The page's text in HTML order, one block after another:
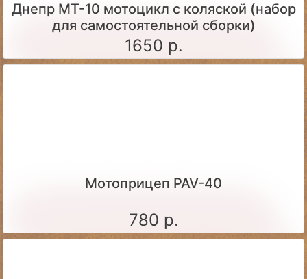
Днепр МТ-10 мотоцикл с коляской (набор
для самостоятельной сборки)
1650 р.
Мотоприцеп PAV-40
780 р.